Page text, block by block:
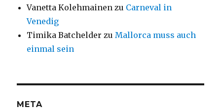
Vanetta Kolehmainen zu Carneval in
Venedig
Timika Batchelder zuMallorca muss auch
einmal sein
META